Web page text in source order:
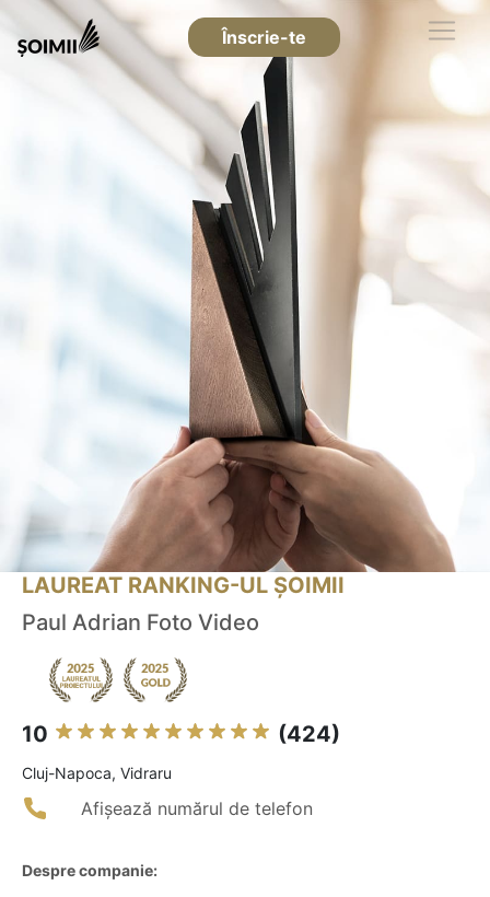
Înscrie-te
LAUREAT RANKING-UL ȘOIMII
Paul Adrian Foto Video
10 (424)
Cluj-Napoca, Vidraru
Afișează numărul de telefon
Despre companie: